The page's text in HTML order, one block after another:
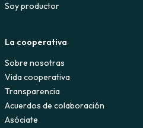
Soy productor
La cooperativa
Sobre nosotras
Vida cooperativa
Transparencia
Acuerdos de colaboración
Asóciate